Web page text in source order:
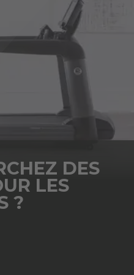
DES
LES
?